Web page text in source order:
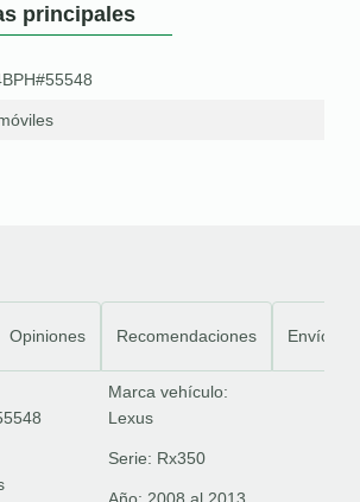
principales
Opiniones Recomendaciones Envíos
Marca vehículo:
Lexus
Serie: Rx350
Año: 2008 al 2013